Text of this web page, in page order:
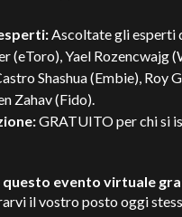
Ascoltate gli esperti
(eToro), Yael Rozencwajg
Shashua (Embie), Roy
Zahav (Fido).
GRATUITO per chi si
questo evento virtuale
il vostro posto oggi